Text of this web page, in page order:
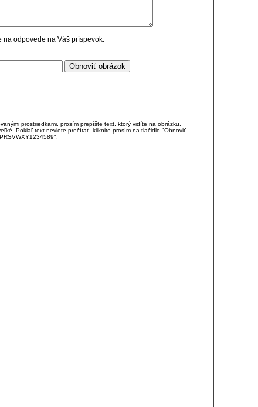
odpovede na Váš príspevok.
prostriedkami, prosím prepíšte text, ktorý vidíte na obrázku.
Pokiaľ text neviete prečítať, kliknite prosím na tlačidlo "Obnoviť